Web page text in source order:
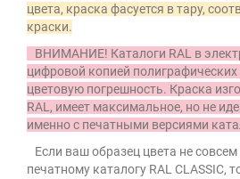
цвета, краска фасуется в тару,
краски.
ВНИМАНИЕ! Каталоги RAL в
цифровой копией
цветовую погрешность. Краска
RAL, имеет максимальное, но не
именно с печатными версиями
Если ваш образец цвета не совсем
печатному каталогу RAL CLASSIС,